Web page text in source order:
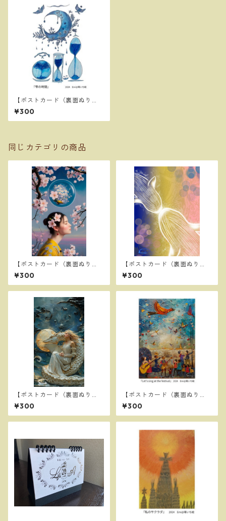
【ポストカード（裏面ぬり
え）】雫の時間
¥300
同じカテゴリの商品
【ポストカード（裏面ぬり
え）】山桜
¥300
【ポストカード（裏面ぬり
え）】a mother and child ～
母と子～
¥300
【ポストカード（裏面ぬり
え）】My Wish
¥300
【ポストカード（裏面ぬり
え）】Let’s sing at the festi
val
¥300